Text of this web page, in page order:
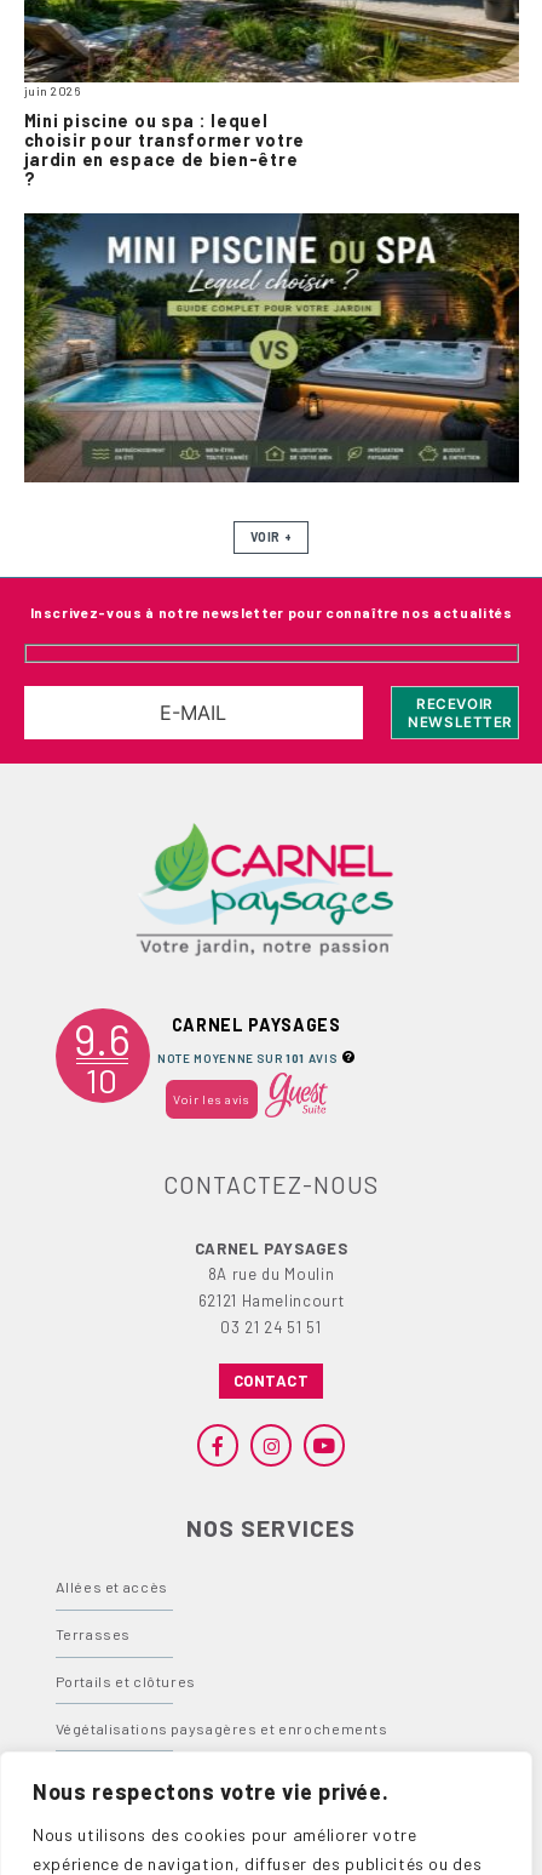
Nous respectons votre vie privée.
Nous utilisons des cookies pour améliorer votre
expérience de navigation, diffuser des publicités ou des
juin 2026
Mini piscine ou spa : lequel
choisir pour transformer votre
jardin en espace de bien-être
?
VOIR +
Inscrivez-vous à notre newsletter pour connaître nos actualités
9.6
10
CARNEL PAYSAGES
NOTE MOYENNE SUR101 AVIS
Voir les avis
CONTACTEZ-NOUS
CARNEL PAYSAGES
8A rue du Moulin
62121 Hamelincourt
03 21 24 51 51
CONTACT
NOS SERVICES
Allées et accès
Terrasses
Portails et clôtures
Végétalisations paysagères et enrochements